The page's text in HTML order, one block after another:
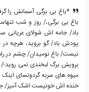
*باغ بی برگی آسمانش را
باغ بی برگی،/ روز و شب
باد/ جامه اش شولای عریانی
پودش باد/ گو بروید، هرچه در
نیست/ باغ نومیدان/ چشم در
برویش برگ لبخندی نمی
میوه های سربه گردونسای
خنده اش خونیست اشک آمیز/